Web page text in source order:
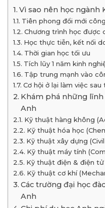
Vì sao nên học ngành
Tiên phong đổi mới
Chương trình học được
Học thực tiễn, kết nối
Thời gian học tối ưu
Tích lũy 1 năm kinh
Tập trung mạnh vào
Cơ hội ở lại làm việc
Khám phá những
Anh
Kỹ thuật hàng không
Kỹ thuật hóa học
Kỹ thuật xây dựng
Kỹ thuật máy tính
Kỹ thuật điện & điện
Kỹ thuật cơ khí
Các trường đại học
Anh